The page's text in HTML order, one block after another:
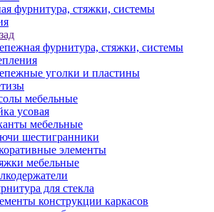
фурнитура, стяжки, системы
фурнитура, стяжки, системы
уголки и пластины
мебельные
усовая
мебельные
шестигранники
элементы
мебельные
для стекла
конструкции каркасов